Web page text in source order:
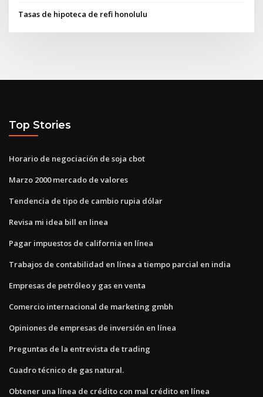
Tasas de hipoteca de refi honolulu
Top Stories
Horario de negociación de soja cbot
Marzo 2000 mercado de valores
Tendencia de tipo de cambio rupia dólar
Revisa mi idea bill en linea
Pagar impuestos de california en línea
Trabajos de contabilidad en línea a tiempo parcial en india
Empresas de petróleo y gas en venta
Comercio internacional de marketing gmbh
Opiniones de empresas de inversión en línea
Preguntas de la entrevista de trading
Cuadro técnico de gas natural.
Obtener una línea de crédito con mal crédito en línea